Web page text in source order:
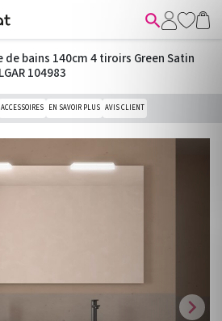

chevron_right
de bains 140cm 4 tiroirs Green Satin
104983
ACCESSOIRES EN SAVOIR PLUS AVIS CLIENT